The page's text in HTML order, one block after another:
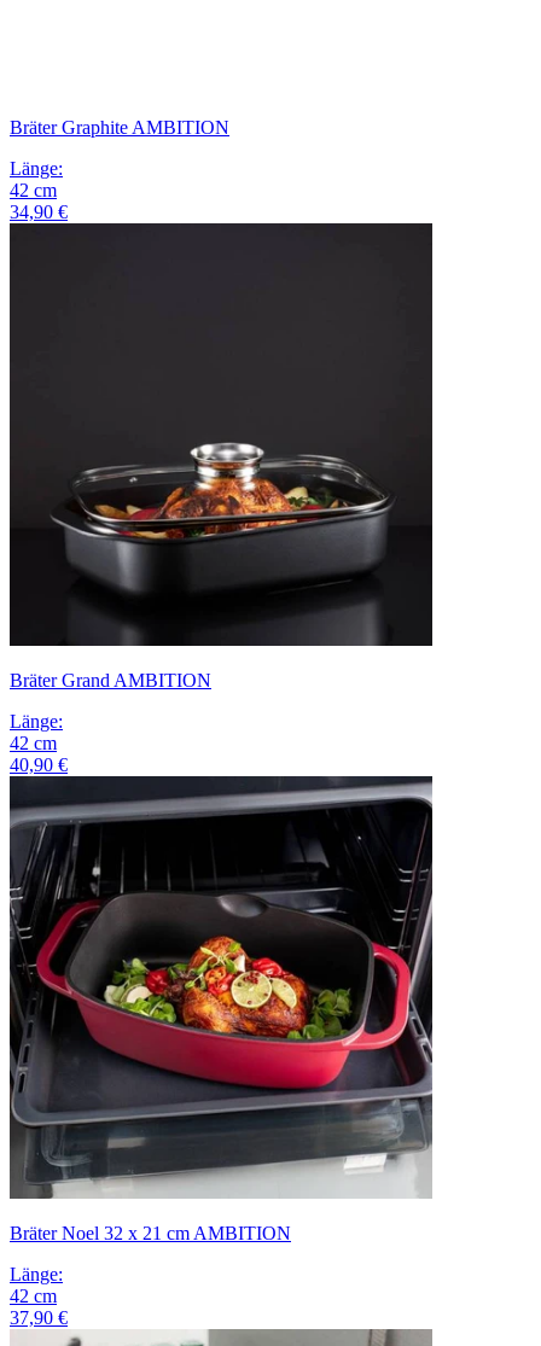
Bräter Graphite AMBITION
Länge:
42 cm
34,90 €
Bräter Grand AMBITION
Länge:
42 cm
40,90 €
Bräter Noel 32 x 21 cm AMBITION
Länge:
42 cm
37,90 €